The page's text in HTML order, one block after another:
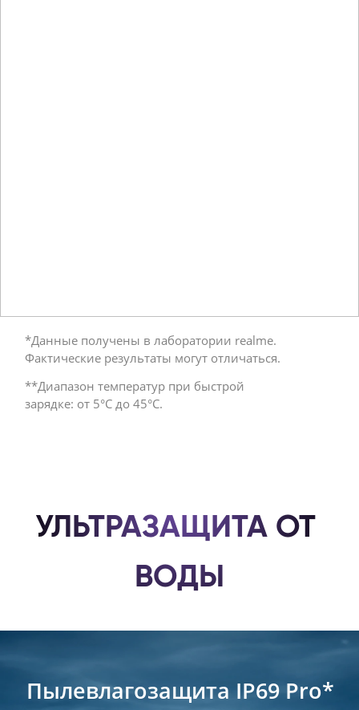
**Диапазон температур при быстрой
зарядке: от 5°C до 45°C.
*Данные получены в лаборатории realme.
Фактические результаты могут отличаться.
УЛЬТРАЗАЩИТА ОТ
ВОДЫ
Пылевлагозащита IP69 Pro*